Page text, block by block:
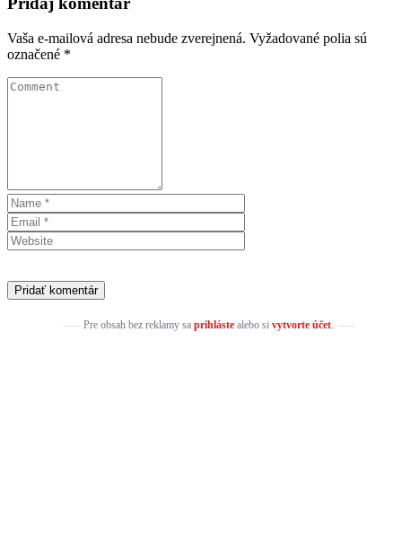
Vaša e-mailová adresa nebude zverejnená. Vyžadované polia sú
označené *
Pre obsah bez reklamy sa prihlástealebo si vytvorte účet.